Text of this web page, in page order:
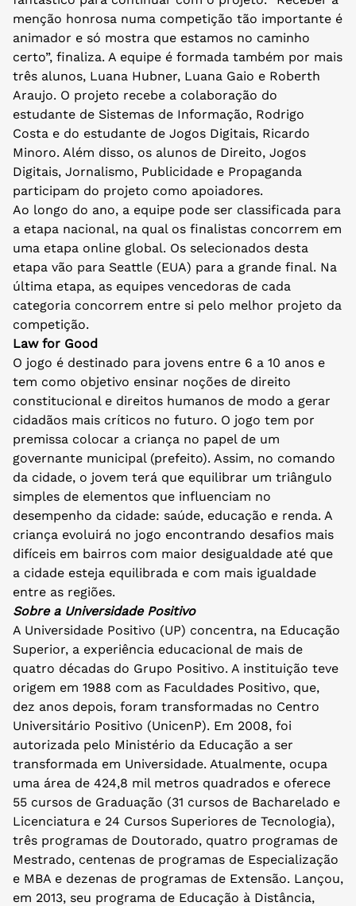
menção honrosa numa competição tão importante é
animador e só mostra que estamos no caminho
certo”, finaliza. A equipe é formada também por mais
três alunos, Luana Hubner, Luana Gaio e Roberth
Araujo. O projeto recebe a colaboração do
estudante de Sistemas de Informação, Rodrigo
Costa e do estudante de Jogos Digitais, Ricardo
Minoro. Além disso, os alunos de Direito, Jogos
Digitais, Jornalismo, Publicidade e Propaganda
participam do projeto como apoiadores.
Ao longo do ano, a equipe pode ser classificada para
a etapa nacional, na qual os finalistas concorrem em
uma etapa online global. Os selecionados desta
etapa vão para Seattle (EUA) para a grande final. Na
última etapa, as equipes vencedoras de cada
categoria concorrem entre si pelo melhor projeto da
competição.
Law for Good
O jogo é destinado para jovens entre 6 a 10 anos e
tem como objetivo ensinar noções de direito
constitucional e direitos humanos de modo a gerar
cidadãos mais críticos no futuro. O jogo tem por
premissa colocar a criança no papel de um
governante municipal (prefeito). Assim, no comando
da cidade, o jovem terá que equilibrar um triângulo
simples de elementos que influenciam no
desempenho da cidade: saúde, educação e renda. A
criança evoluirá no jogo encontrando desafios mais
difíceis em bairros com maior desigualdade até que
a cidade esteja equilibrada e com mais igualdade
entre as regiões.
Sobre a Universidade Positivo
A Universidade Positivo (UP) concentra, na Educação
Superior, a experiência educacional de mais de
quatro décadas do Grupo Positivo. A instituição teve
origem em 1988 com as Faculdades Positivo, que,
dez anos depois, foram transformadas no Centro
Universitário Positivo (UnicenP). Em 2008, foi
autorizada pelo Ministério da Educação a ser
transformada em Universidade. Atualmente, ocupa
uma área de 424,8 mil metros quadrados e oferece
55 cursos de Graduação (31 cursos de Bacharelado e
Licenciatura e 24 Cursos Superiores de Tecnologia),
três programas de Doutorado, quatro programas de
Mestrado, centenas de programas de Especialização
e MBA e dezenas de programas de Extensão. Lançou,
em 2013, seu programa de Educação à Distância,